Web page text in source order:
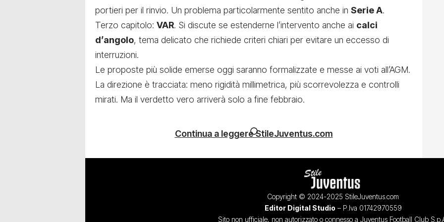
portieri per il rinvio. Un problema particolarmente sentito anche in Serie A.
Terzo capitolo: VAR. Si discute se estenderne l’intervento anche ai calci
d’angolo, tema delicato che richiede criteri chiari per evitare un eccesso di
interruzioni.
Le proposte più solide emerse oggi saranno formalizzate e messe ai voti all’AGM.
La direzione è tracciata: meno rigidità millimetrica, più scorrevolezza e controlli
mirati. Ma il verdetto vero arriverà solo a fine febbraio.
Continua a leggere StileJuventus.com
Copyright © 2024-2025 StileJuventus.com
Editor Digital Studio – P.Iva 01742970559
Sito non ufficiale, non autorizzato o connesso a Juventus Football Club